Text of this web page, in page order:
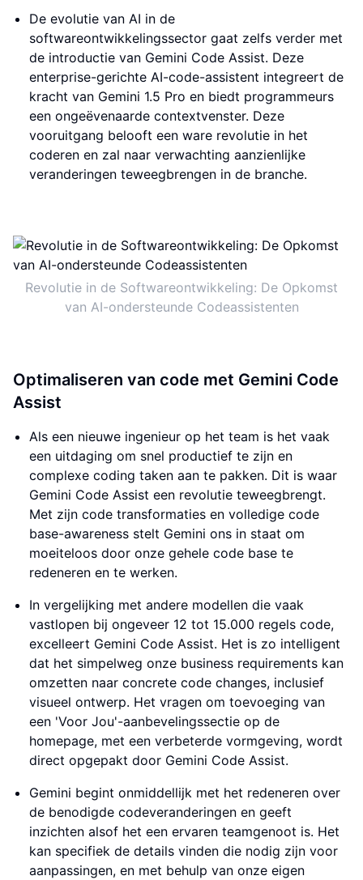
De evolutie van AI in de
softwareontwikkelingssector gaat zelfs verder met
de introductie van Gemini Code Assist. Deze
enterprise-gerichte AI-code-assistent integreert de
kracht van Gemini 1.5 Pro en biedt programmeurs
een ongeëvenaarde contextvenster. Deze
vooruitgang belooft een ware revolutie in het
coderen en zal naar verwachting aanzienlijke
veranderingen teweegbrengen in de branche.
Revolutie in de Softwareontwikkeling: De Opkomst
van AI-ondersteunde Codeassistenten
Optimaliseren van code met Gemini Code
Assist
Als een nieuwe ingenieur op het team is het vaak
een uitdaging om snel productief te zijn en
complexe coding taken aan te pakken. Dit is waar
Gemini Code Assist een revolutie teweegbrengt.
Met zijn code transformaties en volledige code
base-awareness stelt Gemini ons in staat om
moeiteloos door onze gehele code base te
redeneren en te werken.
In vergelijking met andere modellen die vaak
vastlopen bij ongeveer 12 tot 15.000 regels code,
excelleert Gemini Code Assist. Het is zo intelligent
dat het simpelweg onze business requirements kan
omzetten naar concrete code changes, inclusief
visueel ontwerp. Het vragen om toevoeging van
een 'Voor Jou'-aanbevelingssectie op de
homepage, met een verbeterde vormgeving, wordt
direct opgepakt door Gemini Code Assist.
Gemini begint onmiddellijk met het redeneren over
de benodigde codeveranderingen en geeft
inzichten alsof het een ervaren teamgenoot is. Het
kan specifiek de details vinden die nodig zijn voor
aanpassingen, en met behulp van onze eigen